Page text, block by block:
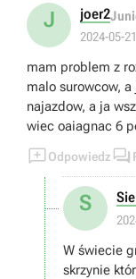
J joer2
2024-05-
mam problem z
malo surowcow,
najazdow, a ja
wiec oaiagnac 6
Odpowiedz 
S
W świecie
skrzynie